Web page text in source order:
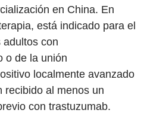
en China. En
está indicado para el
adultos con
o de la unión
localmente avanzado
recibido al menos un
con trastuzumab.